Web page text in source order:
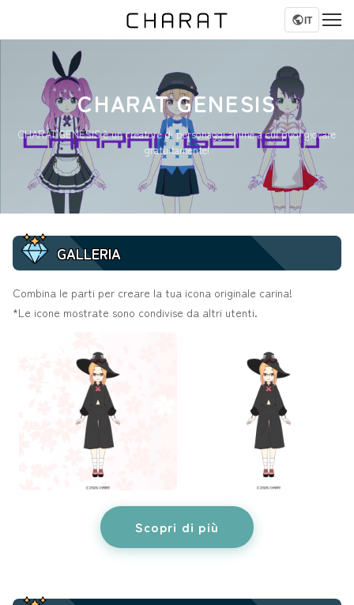
IT
CHARAT GENESIS
CHARAT GENESIS è un creatore di personaggi anime a cui puoi giocare
gratuitamente!
GALLERIA
Combina le parti per creare la tua icona originale carina!
*Le icone mostrate sono condivise da altri utenti.
Scopri di più